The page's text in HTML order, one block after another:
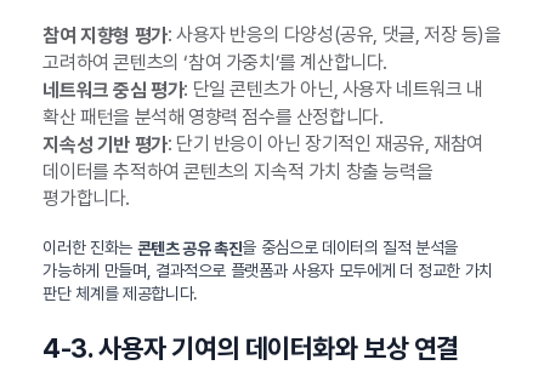
참여 지향형 평가: 사용자 반응의 다양성(공유, 댓글, 저장 등)을
고려하여 콘텐츠의 ‘참여 가중치’를 계산합니다.
네트워크 중심 평가: 단일 콘텐츠가 아닌, 사용자 네트워크 내
확산 패턴을 분석해 영향력 점수를 산정합니다.
지속성 기반 평가: 단기 반응이 아닌 장기적인 재공유, 재참여
데이터를 추적하여 콘텐츠의 지속적 가치 창출 능력을
평가합니다.
이러한 진화는 콘텐츠 공유 촉진을 중심으로 데이터의 질적 분석을
가능하게 만들며, 결과적으로 플랫폼과 사용자 모두에게 더 정교한 가치
판단 체계를 제공합니다.
4-3. 사용자 기여의 데이터화와 보상 연결